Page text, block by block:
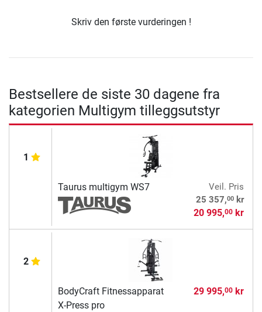
Skriv den første vurderingen !
Bestsellere de siste 30 dagene fra
kategorien Multigym tilleggsutstyr
1
Taurus multigym WS7
Veil. Pris
25 357,00kr
20 995,00kr
2
BodyCraft Fitnessapparat
X-Press pro
29 995,00kr